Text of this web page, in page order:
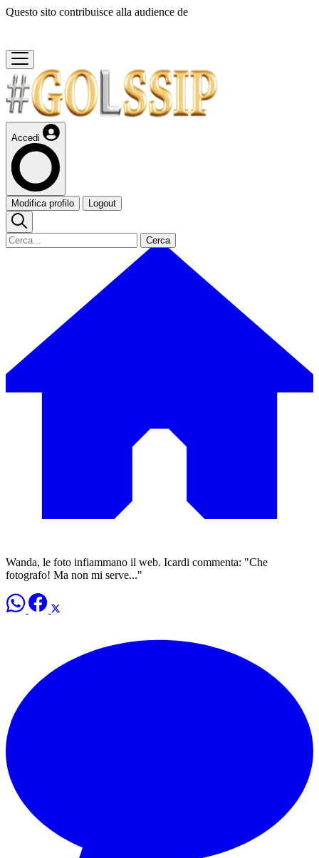
Questo sito contribuisce alla audience de
Accedi
Modifica profilo Logout
Cerca
Wanda, le foto infiammano il web. Icardi commenta: "Che
fotografo! Ma non mi serve..."